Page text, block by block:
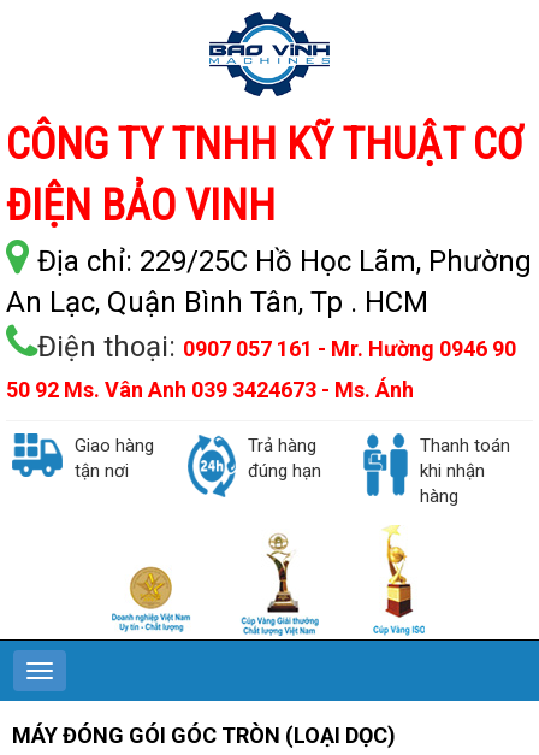
CÔNG TY TNHH KỸ THUẬT CƠ
ĐIỆN BẢO VINH
Địa chỉ: 229/25C Hồ Học Lãm, Phường
An Lạc, Quận Bình Tân, Tp . HCM
Điện thoại: 0907 057 161 - Mr. Hường 0946 90
50 92 Ms. Vân Anh 039 3424673 - Ms. Ánh
Giao hàng
tận nơi
Trả hàng
đúng hạn
Thanh toán
khi nhận
hàng
MÁY ĐÓNG GÓI GÓC TRÒN (LOẠI DỌC)